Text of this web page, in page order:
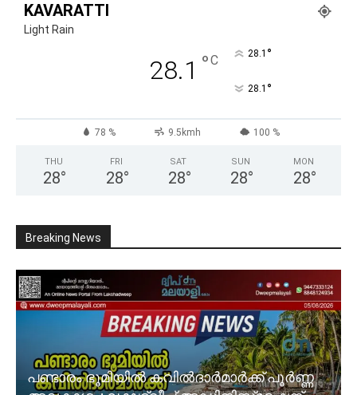
KAVARATTI
Light Rain
28.1 °C 28.1 °
28.1 °
78 % 9.5kmh 100 %
THU
28°
FRI
28°
SAT
28°
SUN
28°
MON
28°
Breaking News
പണ്ടാരം ഭൂമിയിൽ കവിൽദാർമാർക്ക് പൂർണ്ണ